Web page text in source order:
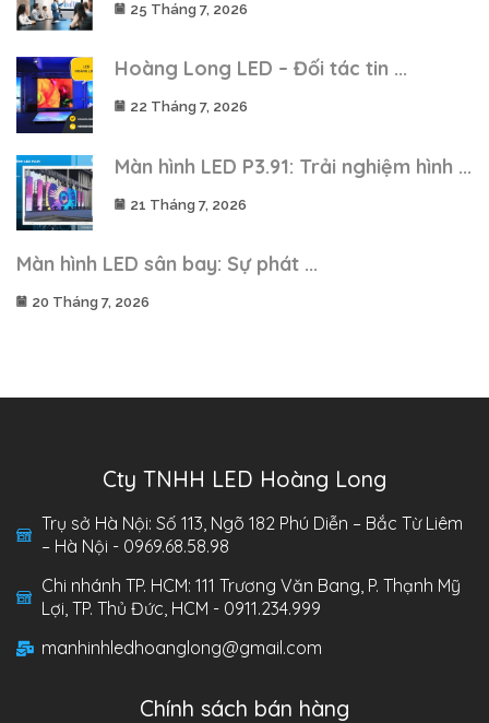
25 Tháng 7, 2026
Hoàng Long LED – Đối tác tin ...
22 Tháng 7, 2026
Màn hình LED P3.91: Trải nghiệm hình ...
21 Tháng 7, 2026
Màn hình LED sân bay: Sự phát ...
20 Tháng 7, 2026
Cty TNHH LED Hoàng Long
Trụ sở Hà Nội: Số 113, Ngõ 182 Phú Diễn – Bắc Từ Liêm
– Hà Nội - 0969.68.58.98
Chi nhánh TP. HCM: 111 Trương Văn Bang, P. Thạnh Mỹ
Lợi, TP. Thủ Đức, HCM - 0911.234.999
manhinhledhoanglong@gmail.com
Chính sách bán hàng